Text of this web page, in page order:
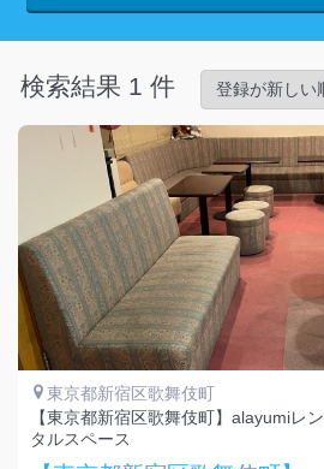
検索結果 1 件
東京都新宿区歌舞伎町
【東京都新宿区歌舞伎町】alayumiレン
タルスペース